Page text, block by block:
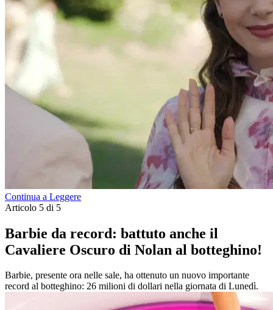
Continua a Leggere
Articolo 5 di 5
Barbie da record: battuto anche il
Cavaliere Oscuro di Nolan al botteghino!
Barbie, presente ora nelle sale, ha ottenuto un nuovo importante
record al botteghino: 26 milioni di dollari nella giornata di Lunedì.